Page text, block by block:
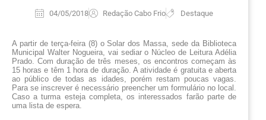
04/05/2018 Redação Cabo Frio Destaque
A partir de terça-feira (8) o Solar dos Massa, sede da Biblioteca
Municipal Walter Nogueira, vai sediar o Núcleo de Leitura Adélia
Prado. Com duração de três meses, os encontros começam às
15 horas e têm 1 hora de duração. A atividade é gratuita e aberta
ao público de todas as idades, porém restam poucas vagas.
Para se inscrever é necessário preencher um formulário no local.
Caso a turma esteja completa, os interessados farão parte de
uma lista de espera.